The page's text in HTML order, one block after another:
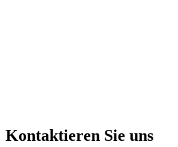
Kontaktieren Sie uns